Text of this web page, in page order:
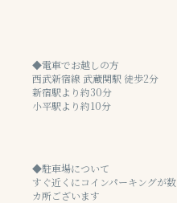
◆電車でお越しの方
西武新宿線 武蔵関駅 徒歩2分
新宿駅より約30分
小平駅より約10分
◆駐車場について
すぐ近くにコインパーキングが数
カ所ございます